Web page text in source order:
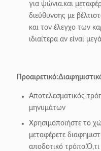
για ψώνια.και
διεύθυνσης με
και τον έλεγχο των
ιδιαίτερα αν είναι
Προαιρετικό:
Αποτελεσματικός
μηνυμάτων
Χρησιμοποιήστε το
μεταφέρετε
αποδοτικό τρόπο.Ό,τι